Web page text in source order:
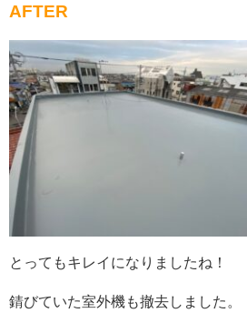
AFTER
とってもキレイになりましたね！
錆びていた室外機も撤去しました。